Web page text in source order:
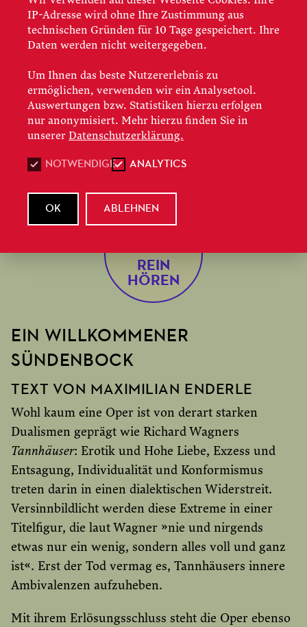
In seinem Einführungsvortrag erläutert
Dramaturg Maximilian Enderle die
Zusammenhänge der queeren Lesart von
Regisseur Matthew Wild und gewährt mit
Musikbeispielen spannende Einblicke in die von
Gegensätzen geprägte Partitur Wagners. Alle
Spotify undApplePodcasts
REIN
HÖREN
EIN WILLKOMMENER
SÜNDENBOCK
TEXT VON MAXIMILIAN ENDERLE
Wohl kaum eine Oper ist von derart starken
Dualismen geprägt wie Richard Wagners
Tannhäuser: Erotik und Hohe Liebe, Exzess und
Entsagung, Individualität und Konformismus
treten darin in einen dialektischen Widerstreit.
Versinnbildlicht werden diese Extreme in einer
Titelfigur, die laut Wagner »nie und nirgends
etwas nur ein wenig, sondern alles voll und ganz
ist«. Erst der Tod vermag es, Tannhäusers innere
Ambivalenzen aufzuheben.
Mit ihrem Erlösungsschluss steht die Oper ebenso
IP-Adresse wird ohne Ihre Zustimmung aus
technischen Gründen für 10 Tage gespeichert. Ihre
Daten werden nicht weitergegeben.
Um Ihnen das beste Nutzererlebnis zu
ermöglichen, verwenden wir ein Analysetool.
Auswertungen bzw. Statistiken hierzu erfolgen
nur anonymisiert. Mehr hierzu finden Sie in
unserer Datenschutzerklärung.
NOTWENDIGE ANALYTICS
OK ABLEHNEN